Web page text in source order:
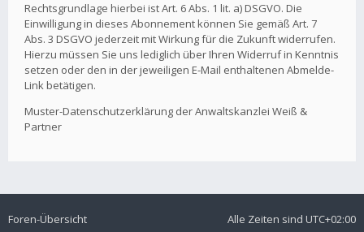
Rechtsgrundlage hierbei ist Art. 6 Abs. 1 lit. a) DSGVO. Die
Einwilligung in dieses Abonnement können Sie gemäß Art. 7
Abs. 3 DSGVO jederzeit mit Wirkung für die Zukunft widerrufen.
Hierzu müssen Sie uns lediglich über Ihren Widerruf in Kenntnis
setzen oder den in der jeweiligen E-Mail enthaltenen Abmelde-
Link betätigen.
Muster-Datenschutzerklärung der Anwaltskanzlei Weiß &
Partner
Foren-Übersicht Alle Zeiten sind UTC+02:00